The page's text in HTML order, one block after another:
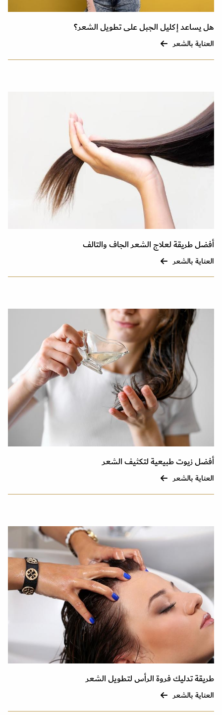
هل يساعد إكليل الجبل على تطويل الشعر؟
العناية بالشعر
أفضل طريقة لعلاج الشعر الجاف والتالف
العناية بالشعر
أفضل زيوت طبيعية لتكثيف الشعر
العناية بالشعر
طريقة تدليك فروة الرأس لتطويل الشعر
العناية بالشعر